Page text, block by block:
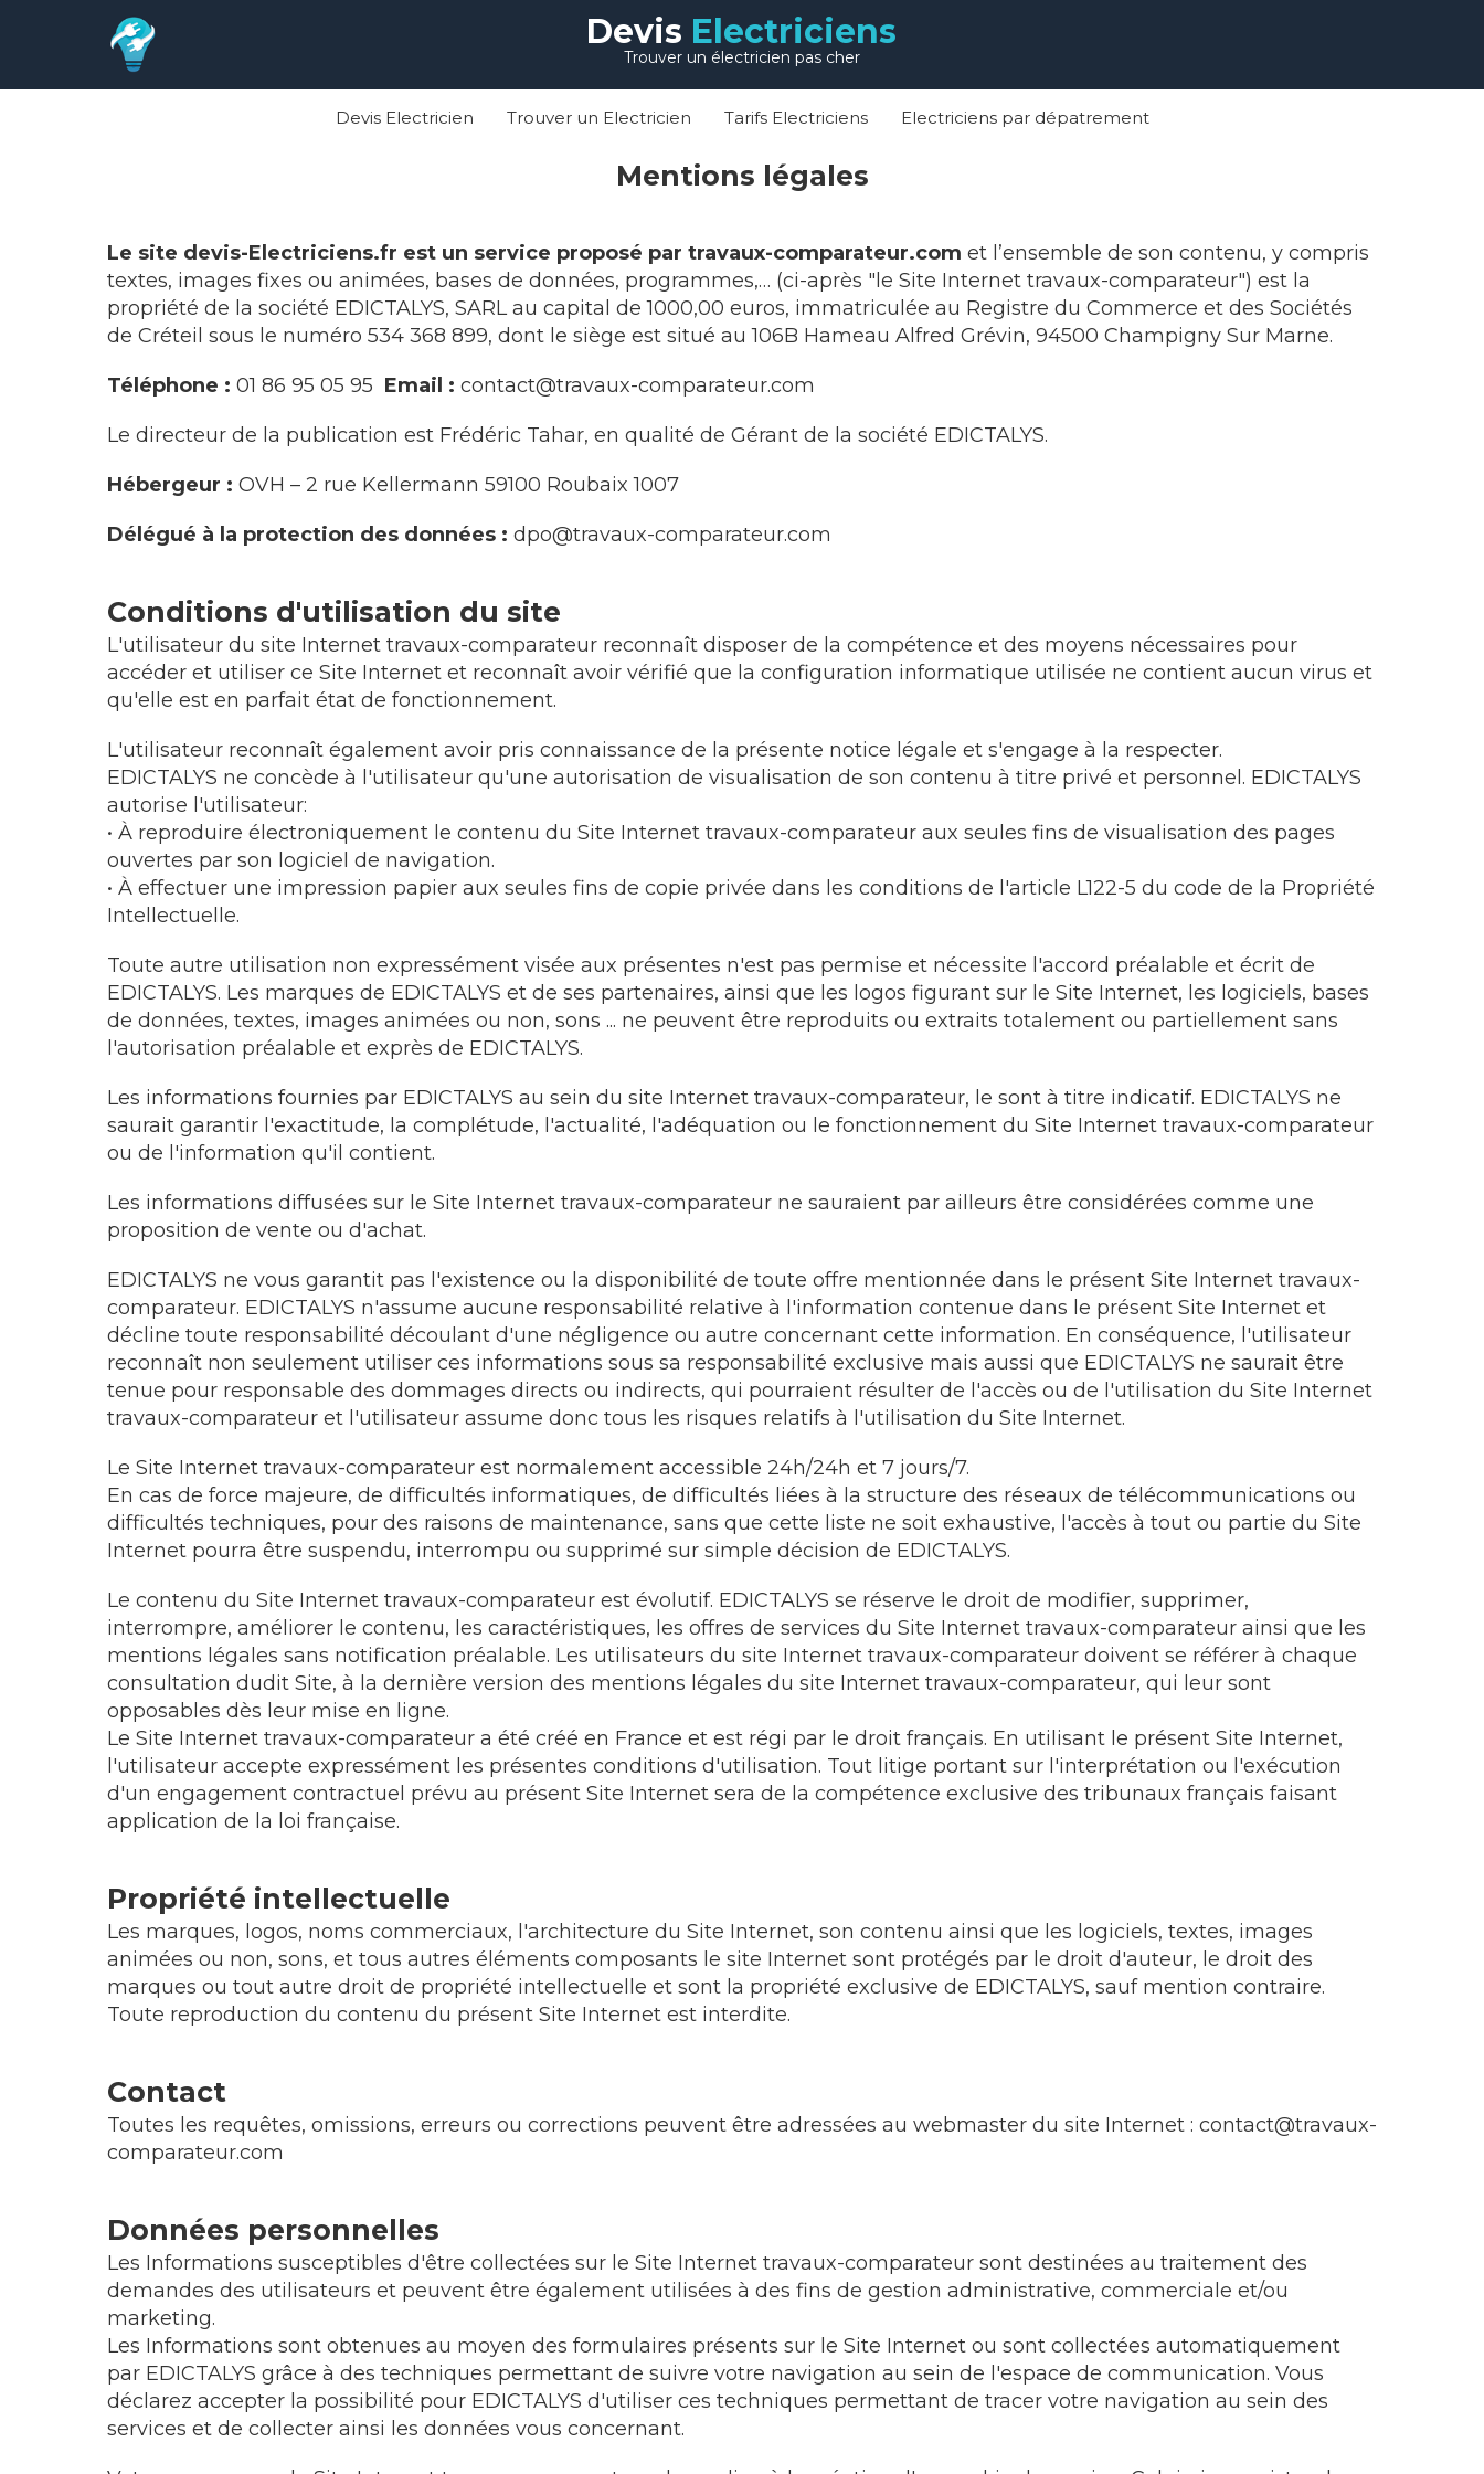
Devis Electriciens
Trouver un électricien pas cher
Devis Electricien Trouver un Electricien Tarifs Electriciens Electriciens par dépatrement
Mentions légales
Le site devis-Electriciens.fr est un service proposé par travaux-comparateur.com et l’ensemble de son contenu, y compris
textes, images fixes ou animées, bases de données, programmes,… (ci-après "le Site Internet travaux-comparateur") est la
propriété de la société EDICTALYS, SARL au capital de 1000,00 euros, immatriculée au Registre du Commerce et des Sociétés
de Créteil sous le numéro 534 368 899, dont le siège est situé au 106B Hameau Alfred Grévin, 94500 Champigny Sur Marne.
Téléphone : 01 86 95 05 95 Email : contact@travaux-comparateur.com
Le directeur de la publication est Frédéric Tahar, en qualité de Gérant de la société EDICTALYS.
Hébergeur : OVH – 2 rue Kellermann 59100 Roubaix 1007
Délégué à la protection des données : dpo@travaux-comparateur.com
Conditions d'utilisation du site
L'utilisateur du site Internet travaux-comparateur reconnaît disposer de la compétence et des moyens nécessaires pour
accéder et utiliser ce Site Internet et reconnaît avoir vérifié que la configuration informatique utilisée ne contient aucun virus et
qu'elle est en parfait état de fonctionnement.
L'utilisateur reconnaît également avoir pris connaissance de la présente notice légale et s'engage à la respecter.
EDICTALYS ne concède à l'utilisateur qu'une autorisation de visualisation de son contenu à titre privé et personnel. EDICTALYS
autorise l'utilisateur:
• À reproduire électroniquement le contenu du Site Internet travaux-comparateur aux seules fins de visualisation des pages
ouvertes par son logiciel de navigation.
• À effectuer une impression papier aux seules fins de copie privée dans les conditions de l'article L122-5 du code de la Propriété
Intellectuelle.
Toute autre utilisation non expressément visée aux présentes n'est pas permise et nécessite l'accord préalable et écrit de
EDICTALYS. Les marques de EDICTALYS et de ses partenaires, ainsi que les logos figurant sur le Site Internet, les logiciels, bases
de données, textes, images animées ou non, sons ... ne peuvent être reproduits ou extraits totalement ou partiellement sans
l'autorisation préalable et exprès de EDICTALYS.
Les informations fournies par EDICTALYS au sein du site Internet travaux-comparateur, le sont à titre indicatif. EDICTALYS ne
saurait garantir l'exactitude, la complétude, l'actualité, l'adéquation ou le fonctionnement du Site Internet travaux-comparateur
ou de l'information qu'il contient.
Les informations diffusées sur le Site Internet travaux-comparateur ne sauraient par ailleurs être considérées comme une
proposition de vente ou d'achat.
EDICTALYS ne vous garantit pas l'existence ou la disponibilité de toute offre mentionnée dans le présent Site Internet travaux-
comparateur. EDICTALYS n'assume aucune responsabilité relative à l'information contenue dans le présent Site Internet et
décline toute responsabilité découlant d'une négligence ou autre concernant cette information. En conséquence, l'utilisateur
reconnaît non seulement utiliser ces informations sous sa responsabilité exclusive mais aussi que EDICTALYS ne saurait être
tenue pour responsable des dommages directs ou indirects, qui pourraient résulter de l'accès ou de l'utilisation du Site Internet
travaux-comparateur et l'utilisateur assume donc tous les risques relatifs à l'utilisation du Site Internet.
Le Site Internet travaux-comparateur est normalement accessible 24h/24h et 7 jours/7.
En cas de force majeure, de difficultés informatiques, de difficultés liées à la structure des réseaux de télécommunications ou
difficultés techniques, pour des raisons de maintenance, sans que cette liste ne soit exhaustive, l'accès à tout ou partie du Site
Internet pourra être suspendu, interrompu ou supprimé sur simple décision de EDICTALYS.
Le contenu du Site Internet travaux-comparateur est évolutif. EDICTALYS se réserve le droit de modifier, supprimer,
interrompre, améliorer le contenu, les caractéristiques, les offres de services du Site Internet travaux-comparateur ainsi que les
mentions légales sans notification préalable. Les utilisateurs du site Internet travaux-comparateur doivent se référer à chaque
consultation dudit Site, à la dernière version des mentions légales du site Internet travaux-comparateur, qui leur sont
opposables dès leur mise en ligne.
Le Site Internet travaux-comparateur a été créé en France et est régi par le droit français. En utilisant le présent Site Internet,
l'utilisateur accepte expressément les présentes conditions d'utilisation. Tout litige portant sur l'interprétation ou l'exécution
d'un engagement contractuel prévu au présent Site Internet sera de la compétence exclusive des tribunaux français faisant
application de la loi française.
Propriété intellectuelle
Les marques, logos, noms commerciaux, l'architecture du Site Internet, son contenu ainsi que les logiciels, textes, images
animées ou non, sons, et tous autres éléments composants le site Internet sont protégés par le droit d'auteur, le droit des
marques ou tout autre droit de propriété intellectuelle et sont la propriété exclusive de EDICTALYS, sauf mention contraire.
Toute reproduction du contenu du présent Site Internet est interdite.
Contact
Toutes les requêtes, omissions, erreurs ou corrections peuvent être adressées au webmaster du site Internet : contact@travaux-
comparateur.com
Données personnelles
Les Informations susceptibles d'être collectées sur le Site Internet travaux-comparateur sont destinées au traitement des
demandes des utilisateurs et peuvent être également utilisées à des fins de gestion administrative, commerciale et/ou
marketing.
Les Informations sont obtenues au moyen des formulaires présents sur le Site Internet ou sont collectées automatiquement
par EDICTALYS grâce à des techniques permettant de suivre votre navigation au sein de l'espace de communication. Vous
déclarez accepter la possibilité pour EDICTALYS d'utiliser ces techniques permettant de tracer votre navigation au sein des
services et de collecter ainsi les données vous concernant.